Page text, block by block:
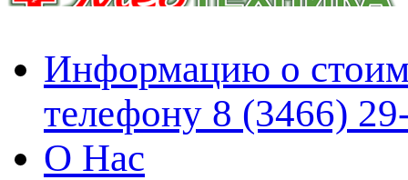
Информацию о
телефону 8 (3466)
О Нас